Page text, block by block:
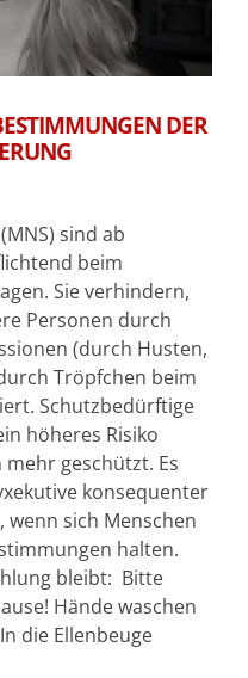
DER
sind ab
beim
Sie verhindern,
Personen durch
(durch Husten,
Tröpfchen beim
Schutzbedürftige
höheres Risiko
geschützt. Es
konsequenter
sich Menschen
halten.
bleibt: Bitte
Hände waschen
die Ellenbeuge